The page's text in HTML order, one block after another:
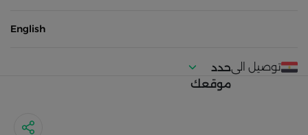
English
توصيل الىحدد
موقعك